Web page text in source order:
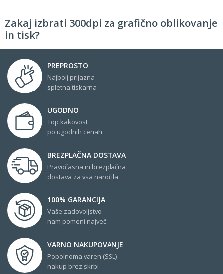
Zakaj izbrati 300dpi za grafično oblikovanje
in tisk?
PREPROSTO
Najbolj prijazna
spletna tiskarna
UGODNO
Top kakovost
po ugodnih cenah
BREZPLAČNA DOSTAVA
Pravočasna in brezplačna
dostava za vsa naročila
100% GARANCIJA
Vaše zadovoljstvo
nam pomeni največ
VARNO NAKUPOVANJE
Popolnoma varen (SSL)
nakup brez skrbi